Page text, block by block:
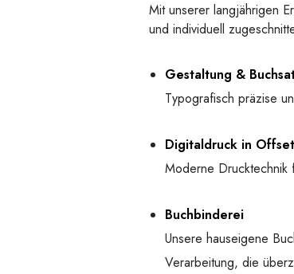
Mit unserer langjährigen
und individuell
Gestaltung &
Typografisch präzise
Digitaldruck in
Moderne Drucktechnik
Buchbinderei
Unsere hauseigene
Verarbeitung, die